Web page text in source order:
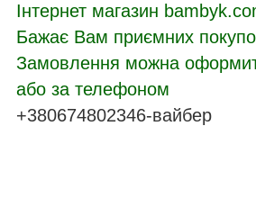
Інтернет магазин
Бажає Вам приємних
Замовлення можна
або за телефоном
+380674802346-вайбер